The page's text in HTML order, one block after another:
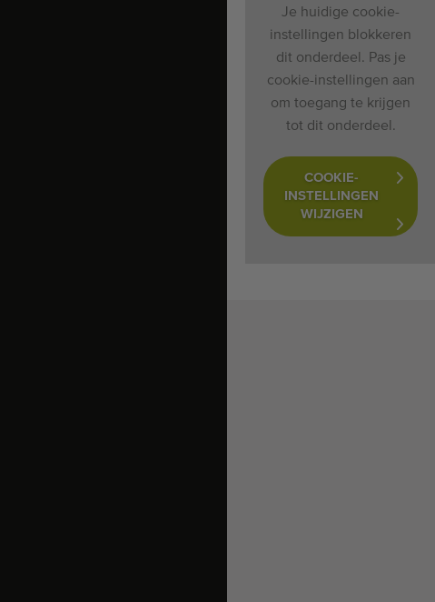
Je huidige cookie-
instellingen blokkeren
dit onderdeel. Pas je
cookie-instellingen aan
om toegang te krijgen
tot dit onderdeel.
COOKIE-
INSTELLINGEN
WIJZIGEN